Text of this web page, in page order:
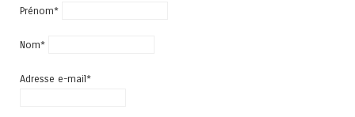
Prénom*
Nom*
Adresse e-mail*